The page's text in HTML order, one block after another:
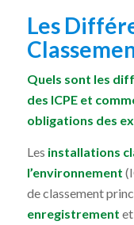
Les
Quels sont les
des ICPE et
obligations des
Les installations
l’environnement
de classement
enregistrement et